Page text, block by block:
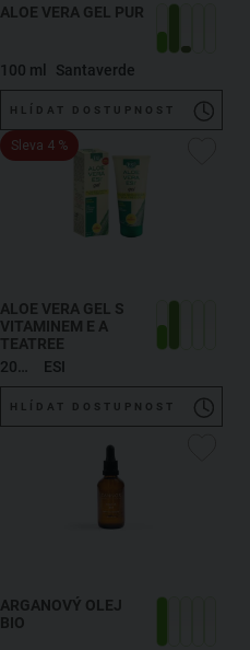
ALOE VERA GEL PUR
100 ml Santaverde
HLÍDAT DOSTUPNOST
Sleva 4 %
ALOE VERA GEL S
VITAMINEM E A
TEATREE
ESI
HLÍDAT DOSTUPNOST
ARGANOVÝ OLEJ
BIO